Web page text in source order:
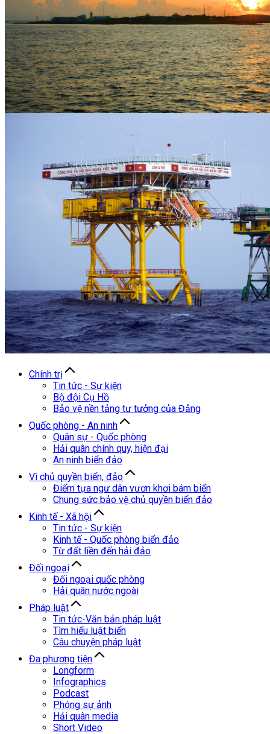
Chính trị
Tin tức - Sự kiện
Bộ đội Cụ Hồ
Bảo vệ nền tảng tư tưởng của Đảng
Quốc phòng - An ninh
Quân sự - Quốc phòng
Hải quân chính quy, hiện đại
An ninh biển đảo
Vì chủ quyền biển, đảo
Điểm tựa ngư dân vươn khơi bám biển
Chung sức bảo vệ chủ quyền biển đảo
Kinh tế - Xã hội
Tin tức - Sự kiện
Kinh tế - Quốc phòng biển đảo
Từ đất liền đến hải đảo
Đối ngoại
Đối ngoại quốc phòng
Hải quân nước ngoài
Pháp luật
Tin tức-Văn bản pháp luật
Tìm hiểu luật biển
Câu chuyện pháp luật
Đa phương tiện
Longform
Infographics
Podcast
Phóng sự ảnh
Hải quân media
Short Video